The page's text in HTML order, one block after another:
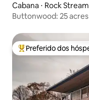
Cabana ⋅ Rock Stream
Buttonwood: 25
Entre os melhores
Preferido dos